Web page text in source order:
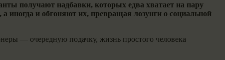
получают надбавки, которых едва хватает на пару
иногда и обгоняют их, превращая лозунги о социальной
— очередную подачку, жизнь простого человека